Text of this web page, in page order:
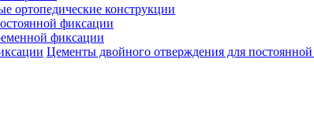
ортопедические конструкции
фиксации
фиксации
Цементы двойного отверждения для